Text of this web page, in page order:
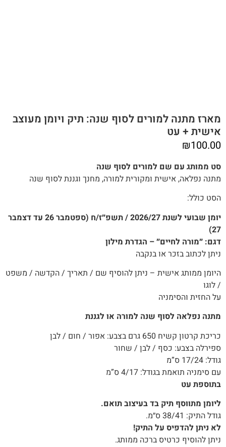
מארז מתנה למורים לסוף שנה: תיק ויומן מעוצב
אישית + עט
₪100.00
סט ממותג עם שם למורים לסוף שנה
מתנה‭ ‬נפלאה, אישית ומקורית למורה, מחנך וגננת לסוף שנה
הסט כולל:
יומן שבועי לשנת 2026/27 / תשפ״ז/ח (ספטמבר 26 עד דצמבר
27)
דגם: ״מורה לחיים״ – הגדרת מילון
ניתן לכתוב בזכר או בנקבה
היומן ממותג אישית – ניתן להוסיף שם / תאריך / הקדשה / משפט
/ לוגו
על החזית והסימניה
מתנה נפלאה לסוף שנה למורה או לגננת
כריכת קרטון קשיח 650 גרם בצבע: אפור / חום / לבן
ספירלה בצבע: כסף / לבן / שחור
גודל: 17/24 ס”מ
עם סימניה תואמת בגודל: 4/17 ס”מ
בתוספת עט
ליומן מתווסף תיק בד בעיצוב תואם.
גודל התיק: 38/41 ס״מ.
לא ניתן להדפיס על התיק!
ניתן להוסיף כרטיס ברכה ממותג.‬